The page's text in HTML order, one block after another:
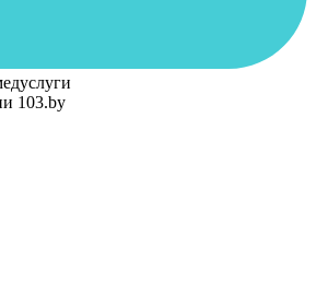
103.by